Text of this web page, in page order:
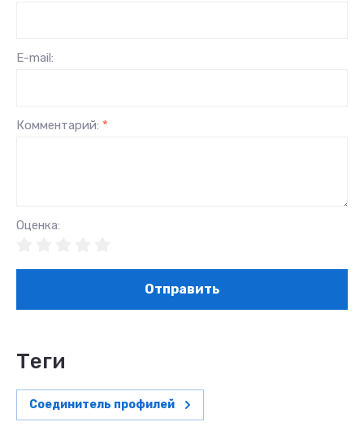
E-mail:
Комментарий: *
Оценка:
Отправить
теги
Соединитель профилей